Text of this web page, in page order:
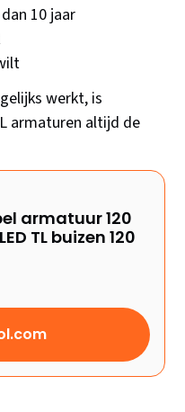
10 jaar
werkt, is
armaturen altijd de
armatuur 120
TL buizen 120